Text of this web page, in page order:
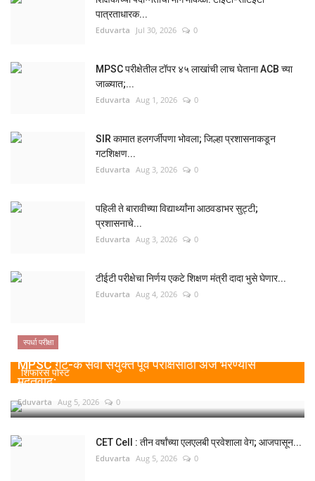
पात्रताधारक...
Eduvarta Jul 30, 2026 0
MPSC परीक्षेतील टॉपर ४५ लाखांची लाच घेताना ACB च्या
जाळ्यात;...
Eduvarta Aug 1, 2026 0
SIR कामात हलगर्जीपणा भोवला; जिल्हा प्रशासनाकडून
गटशिक्षण...
Eduvarta Aug 3, 2026 0
पहिली ते बारावीच्या विद्यार्थ्यांना आठवडाभर सुट्टी;
प्रशासनाचे...
Eduvarta Aug 3, 2026 0
टीईटी परीक्षेचा निर्णय एकटे शिक्षण मंत्री दादा भुसे घेणार...
Eduvarta Aug 4, 2026 0
शिफारस पोस्ट
स्पर्धा परीक्षा
MPSC गट-क सेवा संयुक्त पूर्व परीक्षेसाठी अर्ज भरण्यास
मुदतवाढ;...
Eduvarta Aug 5, 2026 0
CET Cell : तीन वर्षांच्या एलएलबी प्रवेशाला वेग; आजपासून...
Eduvarta Aug 5, 2026 0